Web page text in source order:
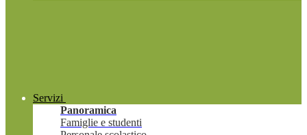
Servizi
Panoramica
Famiglie e studenti